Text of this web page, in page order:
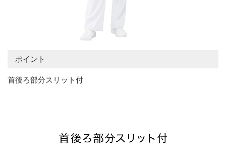
ポイント
首後ろ部分スリット付